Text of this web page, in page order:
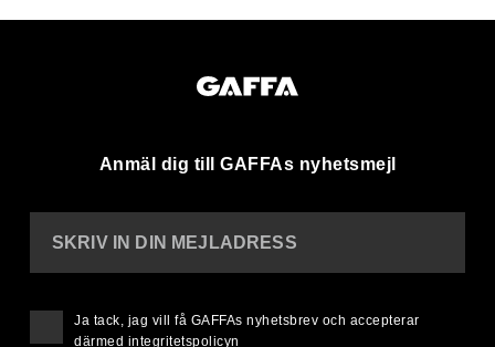
Anmäl dig till GAFFAs nyhetsmejl
SKRIV IN DIN MEJLADRESS
Ja tack, jag vill få GAFFAs nyhetsbrev och accepterar
därmed integritetspolicyn